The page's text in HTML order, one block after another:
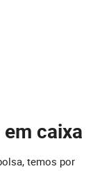
caixa
temos por